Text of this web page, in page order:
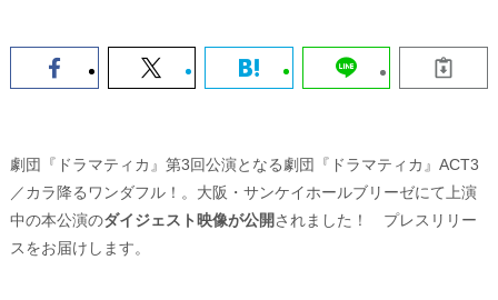
劇団『ドラマティカ』第3回公演となる劇団『ドラマティカ』ACT3
／カラ降るワンダフル！。大阪・サンケイホールブリーゼにて上演
中の本公演のダイジェスト映像が公開 されました！ プレスリリー
スをお届けします。